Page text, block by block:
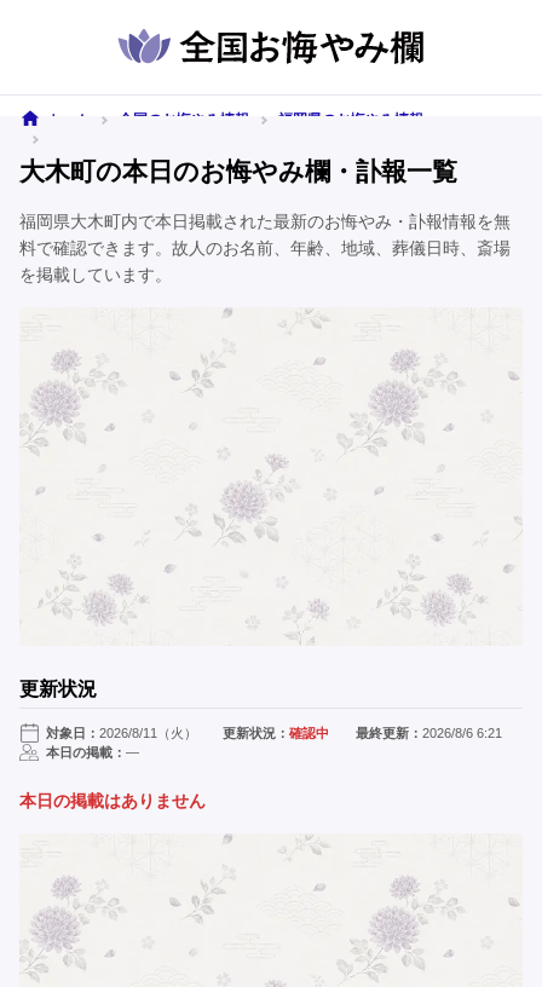
ホーム 全国のお悔やみ情報
福岡県のお悔やみ情報
大木町の本日のお悔やみ欄・訃報一覧
福岡県大木町内で本日掲載された最新のお悔やみ・訃報情報を無
料で確認できます。故人のお名前、年齢、地域、葬儀日時、斎場
を掲載しています。
更新状況
対象日： 2026/8/11（火） 更新状況：確認中 最終更新： 2026/8/6 6:21
本日の掲載： —
本日の掲載はありません